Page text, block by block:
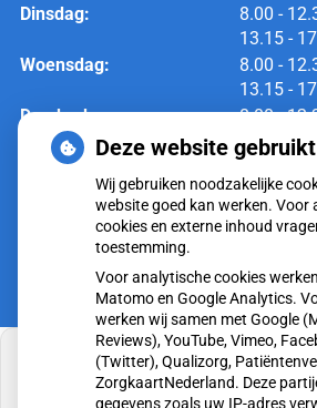
Dinsdag:
8.00 tot
-
13.15 tot
-
Woensdag:
8.00 tot
-
13.15 tot
-
Donderdag:
8.00tot
-
13.15tot
-
Vrijdag:
8.00
13.15tot
-
Deze website
Wij gebruiken noodzakelijke
website goed kan werken. Voor
cookies en externe inhoud
toestemming.
Voor analytische cookies
Matomo en Google Analytics.
werken wij samen met Google
Reviews), YouTube, Vimeo,
(Twitter), Qualizorg,
ZorgkaartNederland. Deze
gegevens zoals uw IP-adres